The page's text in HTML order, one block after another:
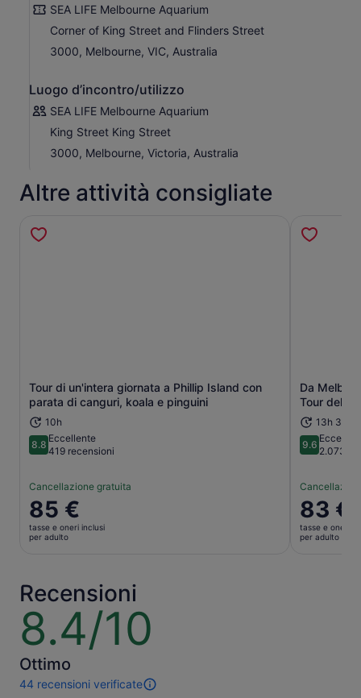
L'Oceanario da 2,2 milioni di litri ospita alcune tra le
creature marine più incredibili al mondo. Preparati a
immergerti in un'avventura nelle profondità dell'oceano,
queste meraviglie sottomarine.
With incredible animal displays, immersive activities and
expert keeper presentations, SEA LIFE Melbourne
sureto inspire love for the oceans.
SEA LIFE Melbourne Aquarium
Corner of King Street and Flinders Street
3000, Melbourne, VIC, Australia
Luogo d’incontro/utilizzo
SEA LIFE Melbourne Aquarium
King Street King Street
3000, Melbourne, Victoria, Australia
Altre attività consigliate
Tour di un'intera giornata a Phillip Island con
parata di canguri, koala e pinguini
10h
8.88.8 su 10
Eccellente
419 recensioni
Cancellazione gratuita
Il
prezzo
è
adulto
85 €
tasse e oneri inclusi
per adulto
Apertura in una nuova scheda
Da
Tour della
13h 30m
9.69.6 su 10
2.073
Il
prezzo
è
83 €
tasse e oneri
per adulto
Recensioni
8.4/10
8.4
su
10
Ottimo
44 recensioni verificate
44